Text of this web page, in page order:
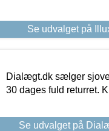
Se udvalget på
Dialægt.dk sælger
30 dages fuld returret.
Se udvalget på